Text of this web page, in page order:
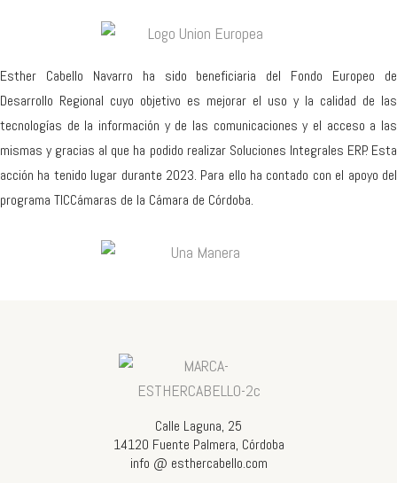
Esther Cabello Navarro ha sido beneficiaria del Fondo Europeo de
Desarrollo Regional cuyo objetivo es mejorar el uso y la calidad de las
tecnologías de la información y de las comunicaciones y el acceso a las
mismas y gracias al que ha podido realizar Soluciones Integrales ERP. Esta
acción ha tenido lugar durante 2023. Para ello ha contado con el apoyo del
programa TICCámaras de la Cámara de Córdoba.
Calle Laguna, 25
14120 Fuente Palmera, Córdoba
info @ esthercabello.com